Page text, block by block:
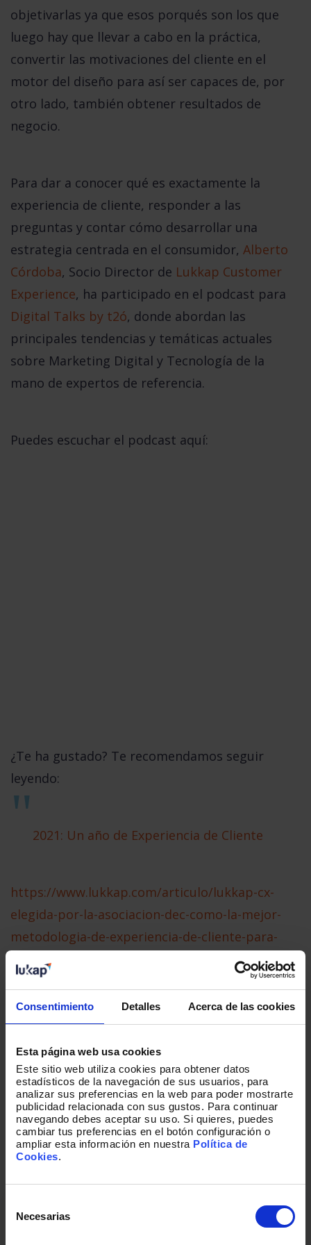
Consentimiento Detalles Acerca de las cookies
Esta página web usa cookies
Este sitio web utiliza cookies para obtener datos
estadísticos de la navegación de sus usuarios, para
analizar sus preferencias en la web para poder mostrarte
publicidad relacionada con sus gustos. Para continuar
navegando debes aceptar su uso. Si quieres, puedes
cambiar tus preferencias en el botón configuración o
ampliar esta información en nuestra Política de
Cookies.
Necesarias
objetivarlas ya que esos porqués son los que
luego hay que llevar a cabo en la práctica,
convertir las motivaciones del cliente en el
motor del diseño para así ser capaces de, por
otro lado, también obtener resultados de
negocio.
Para dar a conocer qué es exactamente la
experiencia de cliente, responder a las
preguntas y contar cómo desarrollar una
estrategia centrada en el consumidor, Alberto
Córdoba, Socio Director de Lukkap Customer
Experience, ha participado en el podcast para
Digital Talks by t2ó, donde abordan las
principales tendencias y temáticas actuales
sobre Marketing Digital y Tecnología de la
mano de expertos de referencia.
Puedes escuchar el podcast aquí:
¿Te ha gustado? Te recomendamos seguir
leyendo:
2021: Un año de Experiencia de Cliente
https://www.lukkap.com/articulo/lukkap-cx-
elegida-por-la-asociacion-dec-como-la-mejor-
metodologia-de-experiencia-de-cliente-para-
desarrollar-nuevos-negocios-o-servicios/
¿TE HA PARECIDO INTERESANTE?
Suscríbete y recibe las mejores
historias escritas por nuestros
Correo corporativo